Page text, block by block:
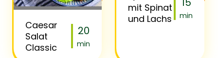
Caesar
Salat
Classic
20
min
mit Spinat
und Lachs
min